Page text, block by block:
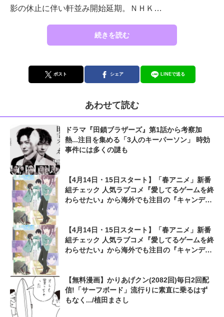
影の休止に伴い軒並み開始延期。ＮＨＫ…
続きを読む
ポスト シェア LINEで送る
あわせて読む
ドラマ『田鎖ブラザーズ』第1話から考察加
熱...注目を集める「3人のキーパーソン」 時効
事件には多くの謎も
【4月14日・15日スタート】「春アニメ」新番
組チェック 人気ラブコメ『愛してるゲームを終
わらせたい』から海外でも注目の『キャンディ
【4月14日・15日スタート】「春アニメ」新番
組チェック 人気ラブコメ『愛してるゲームを終
わらせたい』から海外でも注目の『キャンディ
【無料漫画】かりあげクン(2082回)毎日2回配
信!「サーフボード」流行りに素直に乗るはず
もなく.../植田まさし